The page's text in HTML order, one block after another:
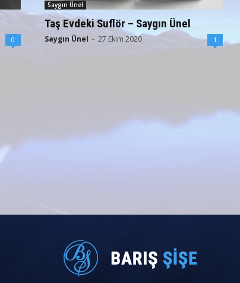
0
Saygın Ünel
Taş Evdeki Suflör – Saygın Ünel
Saygın Ünel - 27 Ekim 2020 1